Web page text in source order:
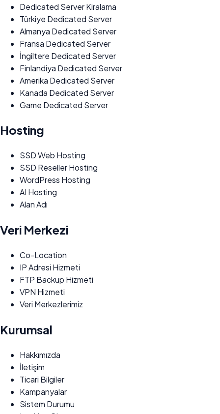
Dedicated Server Kiralama
Türkiye Dedicated Server
Almanya Dedicated Server
Fransa Dedicated Server
İngiltere Dedicated Server
Finlandiya Dedicated Server
Amerika Dedicated Server
Kanada Dedicated Server
Game Dedicated Server
Hosting
SSD Web Hosting
SSD Reseller Hosting
WordPress Hosting
AI Hosting
Alan Adı
Veri Merkezi
Co-Location
IP Adresi Hizmeti
FTP Backup Hizmeti
VPN Hizmeti
Veri Merkezlerimiz
Kurumsal
Hakkımızda
İletişim
Ticari Bilgiler
Kampanyalar
Sistem Durumu